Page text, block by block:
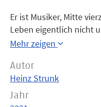
Er ist Musiker, Mitte
Leben eigentlich nicht
Vanessa kennen,
für ihn. Sie versucht ihn
zu wagen. Und er:
Freundin und beginnt
Mehr zeigen
Autor
Heinz Strunk
Jahr